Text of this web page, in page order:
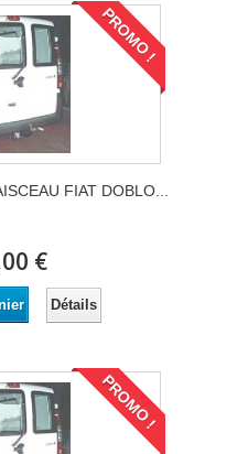
PROMO !
FIAT DOBLO...
€
Détails
PROMO !